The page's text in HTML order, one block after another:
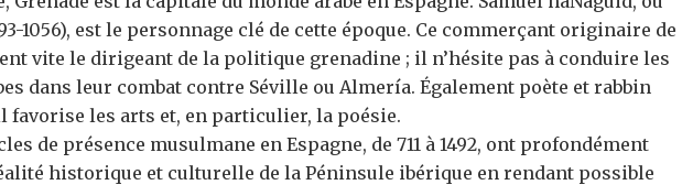
1056), est le personnage clé de cette époque. Ce commerçant originaire de
vite le dirigeant de la politique grenadine ; il n’hésite pas à conduire les
dans leur combat contre Séville ou Almería. Également poète et rabbin
favorise les arts et, en particulier, la poésie.
de présence musulmane en Espagne, de 711 à 1492, ont profondément
historique et culturelle de la Péninsule ibérique en rendant possible